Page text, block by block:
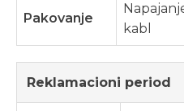
Pakovanje
kabl
Reklamacioni period